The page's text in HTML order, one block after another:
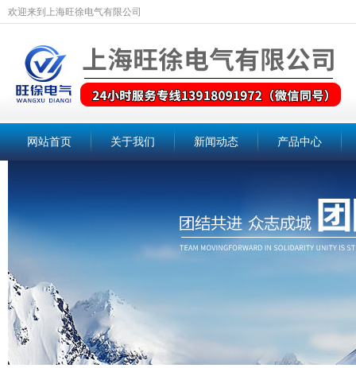
欢迎来到上海旺徐电气有限公司
网站首页 关于我们 新闻动态 产品中心